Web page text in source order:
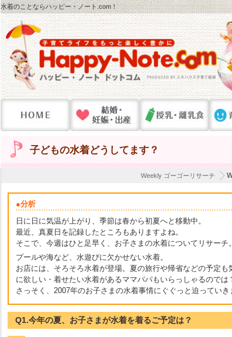
水着のことならハッピー・ノート.com！
子どもの水着どうしてます？
Weekly ゴーゴーリサーチ
●分析
日に日に気温が上がり、季節は春から初夏へと移動中。
最近、真夏日を記録したところもありますよね。
そこで、今週はひと足早く、お子さまの水着についてリサーチ。
プールや海など、水遊びに欠かせない水着。
お店には、そろそろ水着が登場。夏の旅行や帰省などの予定
に欲しい・着せたい水着があるママパパもいらっしゃるのでは
さっそく、2007年のお子さまの水着事情にぐぐっと迫っていき
Q1.今年の夏、お子さまが水着を着るご予定は？